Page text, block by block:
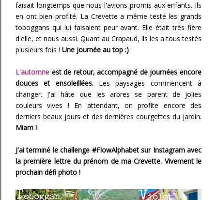
faisait longtemps que nous l'avions promis aux enfants. Ils
en ont bien profité. La Crevette a même testé les grands
toboggans qui lui faisaient peur avant. Elle était très fière
d'elle, et nous aussi. Quant au Crapaud, ils les a tous testés
plusieurs fois ! Une journée au top :)
L'automne est de retour, accompagné de journées encore
douces et ensoleillées. Les paysages commencent à
changer. J'ai hâte que les arbres se parent de jolies
couleurs vives ! En attendant, on profite encore des
derniers beaux jours et des dernières courgettes du jardin.
Miam !
J'ai terminé le challenge #FlowAlphabet sur Instagram avec
la première lettre du prénom de ma Crevette. Vivement le
prochain défi photo !